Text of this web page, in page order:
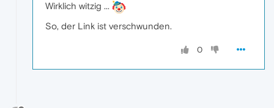
Wirklich witzig ...
So, der Link ist verschwunden.
0